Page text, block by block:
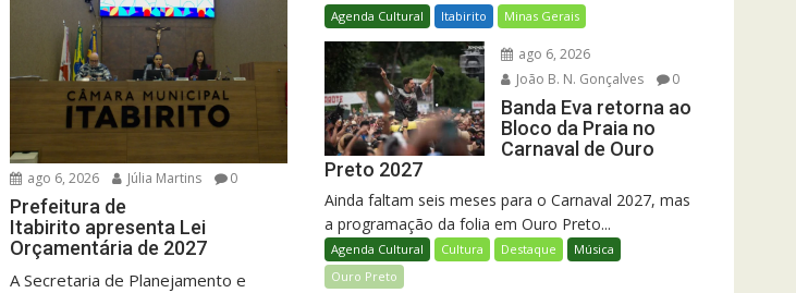
ago 6, 2026 Júlia Martins 0
Prefeitura de
Itabirito apresenta Lei
Orçamentária de 2027
A Secretaria de Planejamento e
Agenda Cultural Itabirito Minas Gerais
ago 6, 2026
João B. N. Gonçalves
0
Banda Eva retorna ao
Bloco da Praia no
Carnaval de Ouro
Preto 2027
Ainda faltam seis meses para o Carnaval 2027, mas
a programação da folia em Ouro Preto...
Agenda Cultural Cultura Destaque
Música
Ouro Preto